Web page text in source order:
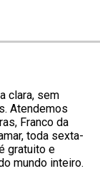
clara, sem
Atendemos
Franco da
toda sexta-
gratuito e
mundo inteiro.